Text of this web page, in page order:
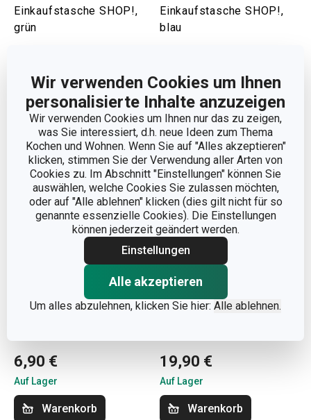
Wir verwenden Cookies um Ihnen
personalisierte Inhalte anzuzeigen
Wir verwenden Cookies um Ihnen nur das zu zeigen,
was Sie interessiert, d.h. neue Ideen zum Thema
Kochen und Wohnen. Wenn Sie auf "Alles akzeptieren"
klicken, stimmen Sie der Verwendung aller Arten von
Cookies zu. Im Abschnitt "Einstellungen" können Sie
auswählen, welche Cookies Sie zulassen möchten,
oder auf "Alle ablehnen" klicken (dies gilt nicht für so
genannte essenzielle Cookies). Die Einstellungen
können jederzeit geändert werden.
Einstellungen
Alle akzeptieren
Um alles abzulehnen, klicken Sie hier: Alle ablehnen.
Einkaufstasche SHOP!,
grün
Warenkorb
Einkaufstasche SHOP!,
blau
Warenkorb
6,90 €
Auf Lager
Warenkorb
19,90 €
Auf Lager
Warenkorb